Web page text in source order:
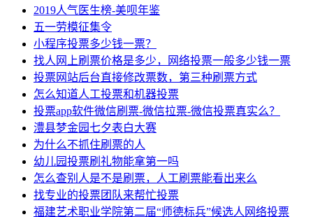
2019人气医生榜-美呗年鉴
五一劳模征集令
小程序投票多少钱一票？
找人网上刷票价格是多少，网络投票一般多少钱一票
投票网站后台直接修改票数，第三种刷票方式
怎么知道人工投票和机器投票
投票app软件微信刷票-微信拉票-微信投票真实么？
澧县梦金园七夕表白大赛
为什么不抓住刷票的人
幼儿园投票刷礼物能拿第一吗
怎么查别人是不是刷票，人工刷票能看出来么
找专业的投票团队来帮忙投票
福建艺术职业学院第二届“师德标兵”候选人网络投票